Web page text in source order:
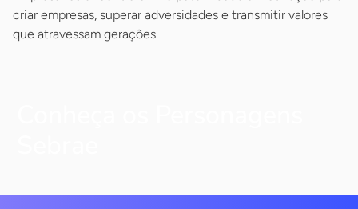
criar empresas, superar adversidades e transmitir valores
que atravessam gerações